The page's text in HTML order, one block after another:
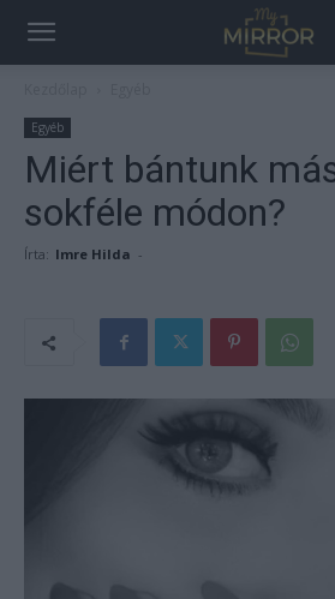
Egyéb
Miért bántunk
sokféle módon?
Írta: Imre Hilda -